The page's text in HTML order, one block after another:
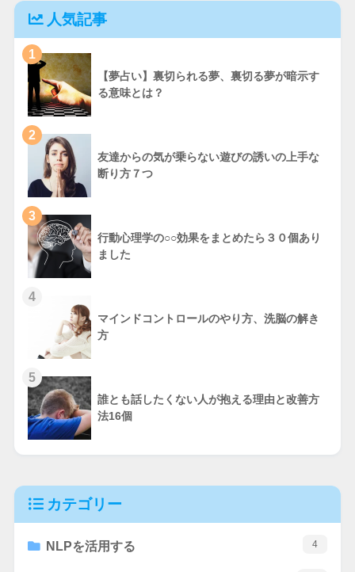
人気記事
1
【夢占い】裏切られる夢、裏切る夢が暗示す
る意味とは？
2
友達からの気が乗らない遊びの誘いの上手な
断り方７つ
3
行動心理学の○○効果をまとめたら３０個あり
ました
4
マインドコントロールのやり方、洗脳の解き
方
5
誰とも話したくない人が抱える理由と改善方
法16個
カテゴリー
NLPを活用する 4